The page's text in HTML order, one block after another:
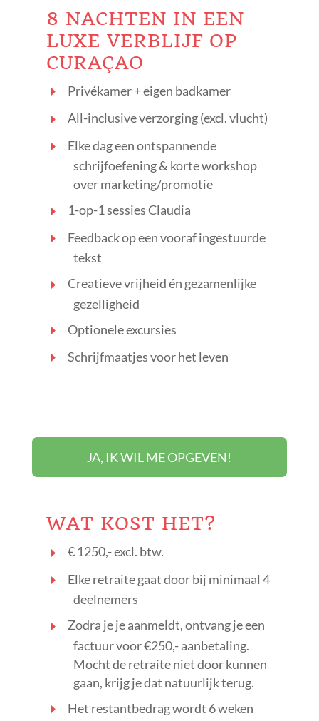
8 NACHTEN IN EEN
LUXE VERBLIJF OP
CURAÇAO
Privékamer + eigen badkamer
All-inclusive verzorging (excl. vlucht)
Elke dag een ontspannende
schrijfoefening & korte workshop
over marketing/promotie
1-op-1 sessies Claudia
Feedback op een vooraf ingestuurde
tekst
Creatieve vrijheid én gezamenlijke
gezelligheid
Optionele excursies
Schrijfmaatjes voor het leven
JA, IK WIL ME OPGEVEN!
WAT KOST HET?
€ 1250,- excl. btw.
Elke retraite gaat door bij minimaal 4
deelnemers
Zodra je je aanmeldt, ontvang je een
factuur voor €250,- aanbetaling.
Mocht de retraite niet door kunnen
gaan, krijg je dat natuurlijk terug.
Het restantbedrag wordt 6 weken